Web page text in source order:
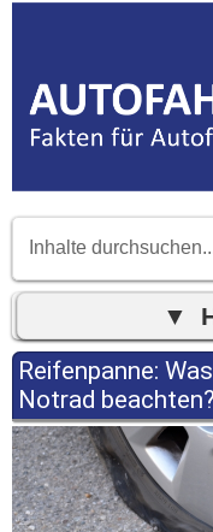
Reifenpanne:
Notrad beachten?